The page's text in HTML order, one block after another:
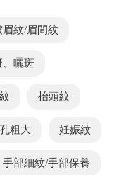
眉紋/眉間紋
、曬斑
抬頭紋
粗大 妊娠紋
手部細紋/手部保養